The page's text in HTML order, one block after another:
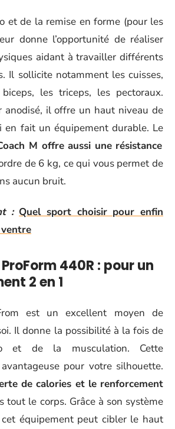
et de la remise en forme (pour les
donne l’opportunité de réaliser
aidant à travailler différents
Il sollicite notamment les cuisses,
les triceps, les pectoraux.
anodisé, il offre un haut niveau de
en fait un équipement durable. Le
M offre aussi une résistance
de 6 kg, ce qui vous permet de
aucun bruit.
: Quel sport choisir pour enfin
440R : pour un
2 en 1
est un excellent moyen de
Il donne la possibilité à la fois de
et de la musculation. Cette
pour votre silhouette.
de calories et le renforcement
tout le corps. Grâce à son système
équipement peut cibler le haut